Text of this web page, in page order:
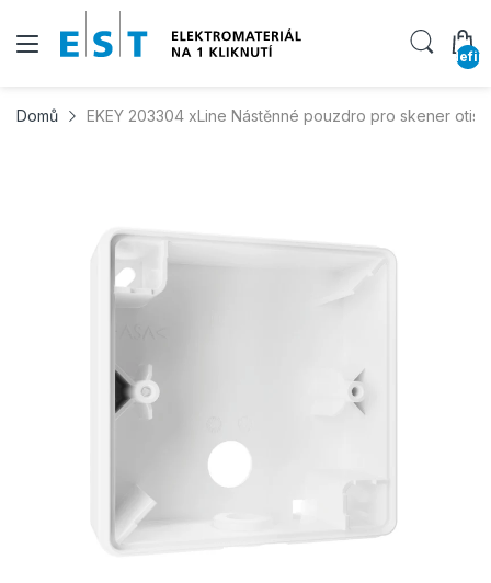
Domů EKEY 203304 xLine Nástěnné pouzdro pro skener